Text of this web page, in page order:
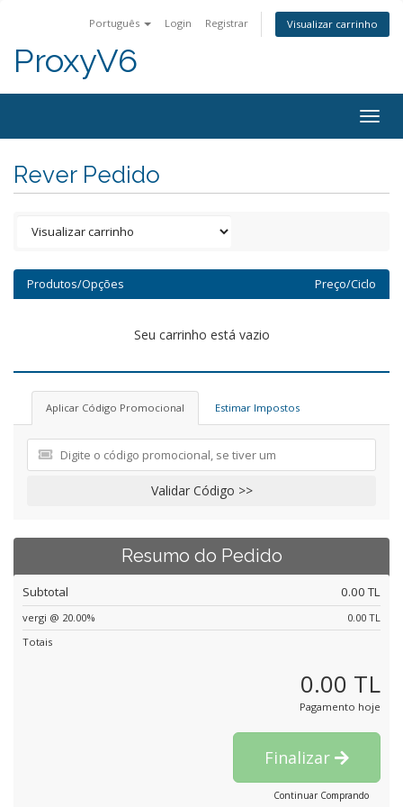
Português Login Registrar Visualizar carrinho
ProxyV6
Rever Pedido
Produtos/Opções Preço/Ciclo
Seu carrinho está vazio
Aplicar Código Promocional Estimar Impostos
Validar Código >>
Resumo do Pedido
Subtotal 0.00 TL
vergi @ 20.00%
0.00 TL
Totais
0.00 TL
Pagamento hoje
Finalizar
Continuar Comprando